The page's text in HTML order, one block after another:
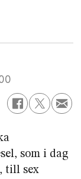
som i dag
till sex